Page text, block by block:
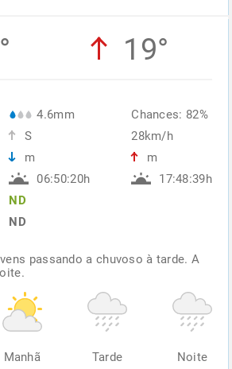
19°
4.6mm
S
m
06:50:20h
ND
ND
Chances: 82%
28km/h
m
17:48:39h
passando a chuvoso à tarde. A
Manhã Tarde Noite